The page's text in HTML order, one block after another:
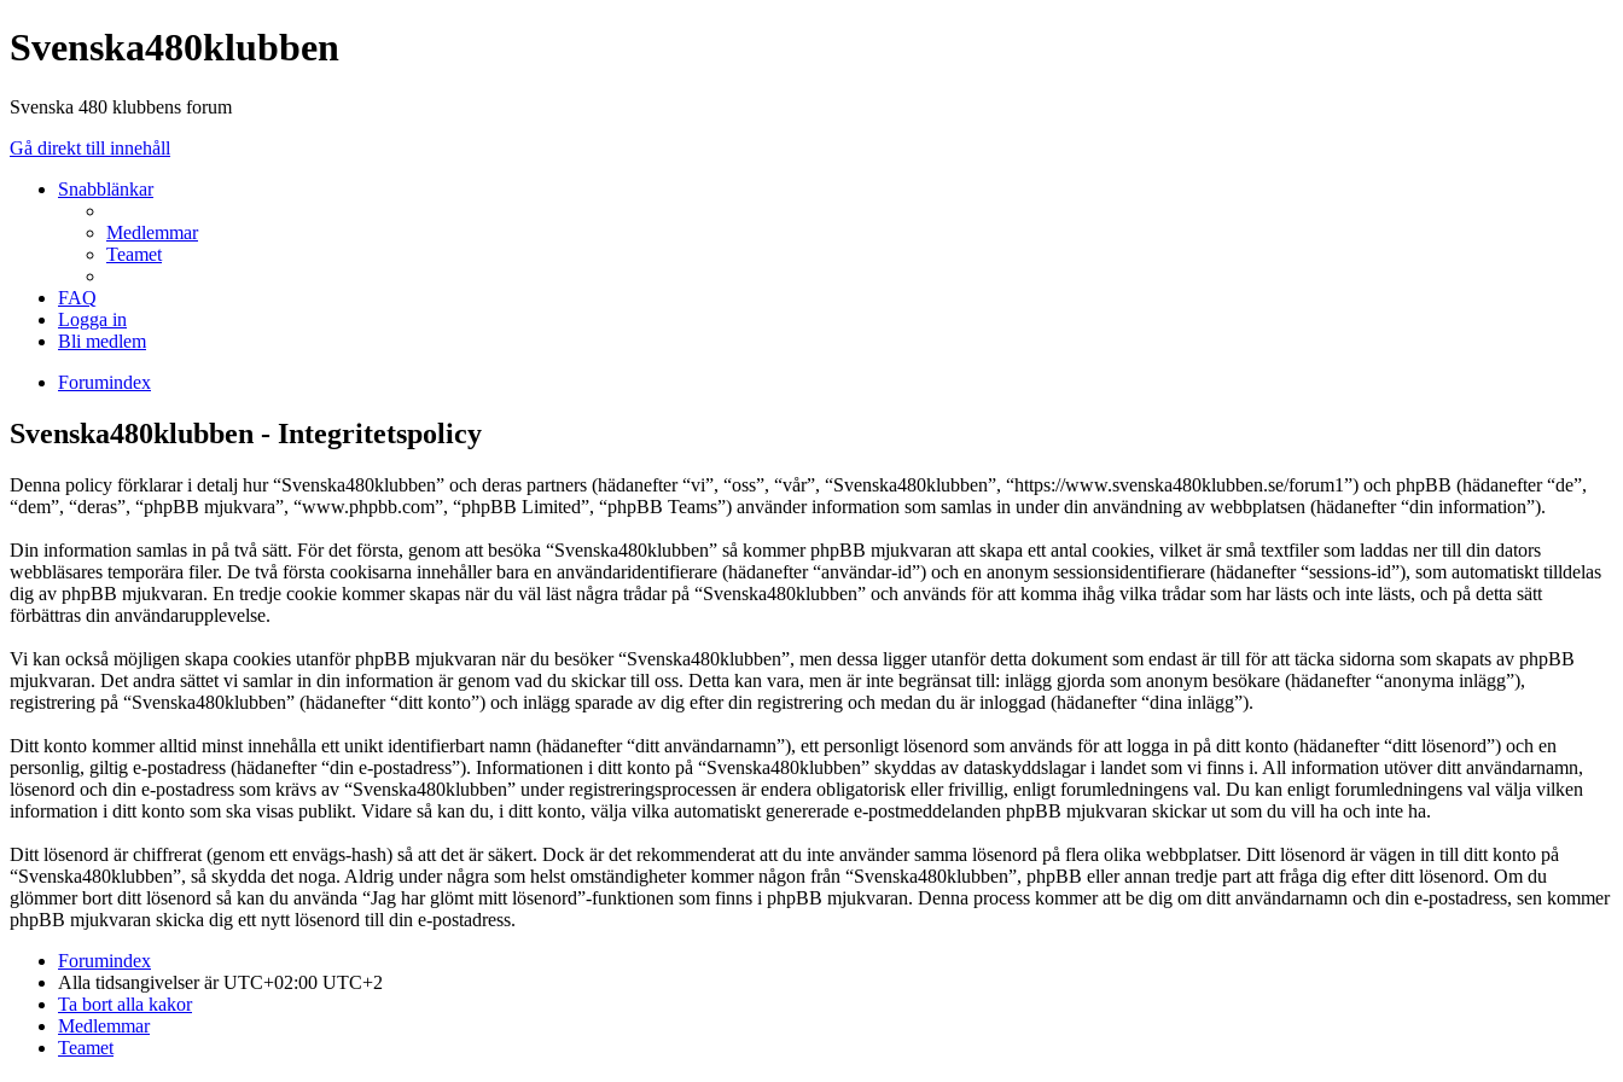
Svenska480klubben
Svenska 480 klubbens forum
Gå direkt till innehåll
Snabblänkar
Medlemmar
Teamet
FAQ
Logga in
Bli medlem
Forumindex
Svenska480klubben - Integritetspolicy
Denna policy förklarar i detalj hur “Svenska480klubben” och deras partners (hädanefter “vi”, “oss”, “vår”, “Svenska480klubben”, “https://www.svenska480klubben.se/forum1”) och phpBB (hädanefter “de”,
“dem”, “deras”, “phpBB mjukvara”, “www.phpbb.com”, “phpBB Limited”, “phpBB Teams”) använder information som samlas in under din användning av webbplatsen (hädanefter “din information”).
Din information samlas in på två sätt. För det första, genom att besöka “Svenska480klubben” så kommer phpBB mjukvaran att skapa ett antal cookies, vilket är små textfiler som laddas ner till din dators
webbläsares temporära filer. De två första cookisarna innehåller bara en användaridentifierare (hädanefter “användar-id”) och en anonym sessionsidentifierare (hädanefter “sessions-id”), som automatiskt tilldelas
dig av phpBB mjukvaran. En tredje cookie kommer skapas när du väl läst några trådar på “Svenska480klubben” och används för att komma ihåg vilka trådar som har lästs och inte lästs, och på detta sätt
förbättras din användarupplevelse.
Vi kan också möjligen skapa cookies utanför phpBB mjukvaran när du besöker “Svenska480klubben”, men dessa ligger utanför detta dokument som endast är till för att täcka sidorna som skapats av phpBB
mjukvaran. Det andra sättet vi samlar in din information är genom vad du skickar till oss. Detta kan vara, men är inte begränsat till: inlägg gjorda som anonym besökare (hädanefter “anonyma inlägg”),
registrering på “Svenska480klubben” (hädanefter “ditt konto”) och inlägg sparade av dig efter din registrering och medan du är inloggad (hädanefter “dina inlägg”).
Ditt konto kommer alltid minst innehålla ett unikt identifierbart namn (hädanefter “ditt användarnamn”), ett personligt lösenord som används för att logga in på ditt konto (hädanefter “ditt lösenord”) och en
personlig, giltig e-postadress (hädanefter “din e-postadress”). Informationen i ditt konto på “Svenska480klubben” skyddas av dataskyddslagar i landet som vi finns i. All information utöver ditt användarnamn,
lösenord och din e-postadress som krävs av “Svenska480klubben” under registreringsprocessen är endera obligatorisk eller frivillig, enligt forumledningens val. Du kan enligt forumledningens val välja vilken
information i ditt konto som ska visas publikt. Vidare så kan du, i ditt konto, välja vilka automatiskt genererade e-postmeddelanden phpBB mjukvaran skickar ut som du vill ha och inte ha.
Ditt lösenord är chiffrerat (genom ett envägs-hash) så att det är säkert. Dock är det rekommenderat att du inte använder samma lösenord på flera olika webbplatser. Ditt lösenord är vägen in till ditt konto på
“Svenska480klubben”, så skydda det noga. Aldrig under några som helst omständigheter kommer någon från “Svenska480klubben”, phpBB eller annan tredje part att fråga dig efter ditt lösenord. Om du
glömmer bort ditt lösenord så kan du använda “Jag har glömt mitt lösenord”-funktionen som finns i phpBB mjukvaran. Denna process kommer att be dig om ditt användarnamn och din e-postadress, sen kommer
phpBB mjukvaran skicka dig ett nytt lösenord till din e-postadress.
Forumindex
Alla tidsangivelser är UTC+02:00 UTC+2
Ta bort alla kakor
Medlemmar
Teamet